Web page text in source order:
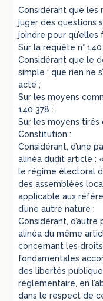
Considérant que les
juger des questions
joindre pour qu’elles
Sur la requête n° 140
Considérant que le
simple ; que rien ne
acte ;
Sur les moyens
140 378 :
Sur les moyens tirés
Constitution :
Considérant, d’une
alinéa dudit article :
le régime électoral
des assemblées
applicable aux
d’une autre nature ;
Considérant,
alinéa du même
concernant les
fondamentales
des libertés
réglementaire, en
dans le respect de